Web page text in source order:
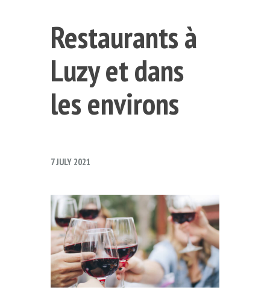
Restaurants à
Luzy et dans
les environs
7 JULY 2021